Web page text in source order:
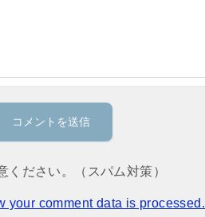
ださい。（スパム対策）
your comment data is processed.